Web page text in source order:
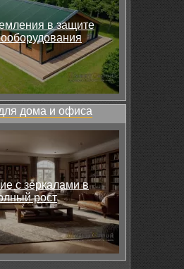
в защите
дома и офиса
с зеркалами в
рост